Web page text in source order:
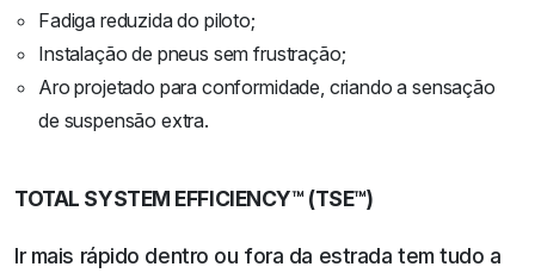
Fadiga reduzida do piloto;
Instalação de pneus sem frustração;
Aro projetado para conformidade, criando a sensação
de suspensão extra.
TOTAL SYSTEM EFFICIENCY™ (TSE™)
Ir mais rápido dentro ou fora da estrada tem tudo a